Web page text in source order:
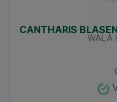
CANTHARIS
WALA